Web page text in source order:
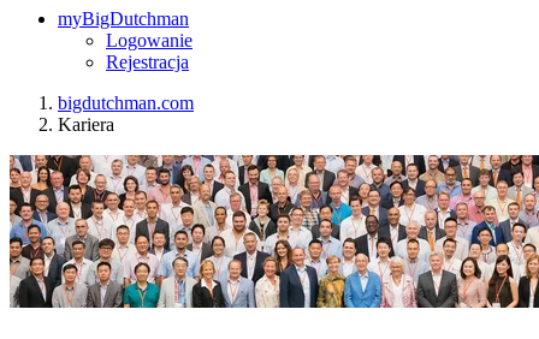
myBigDutchman
Logowanie
Rejestracja
bigdutchman.com
Kariera